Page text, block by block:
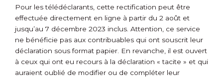
Pour les télédéclarants, cette rectification peut être
effectuée directement en ligne à partir du 2 août et
jusqu’au 7 décembre 2023 inclus. Attention, ce service
ne bénéficie pas aux contribuables qui ont souscrit leur
déclaration sous format papier. En revanche, il est ouvert
à ceux qui ont eu recours à la déclaration « tacite » et qui
auraient oublié de modifier ou de compléter leur